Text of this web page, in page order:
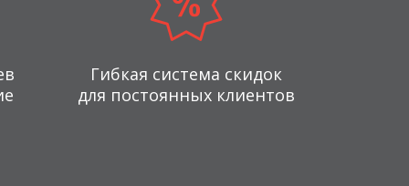
Гибкая система скидок
для постоянных клиентов